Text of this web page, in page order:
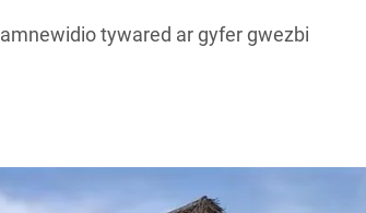
amnewidio tywared ar gyfer gwezbi